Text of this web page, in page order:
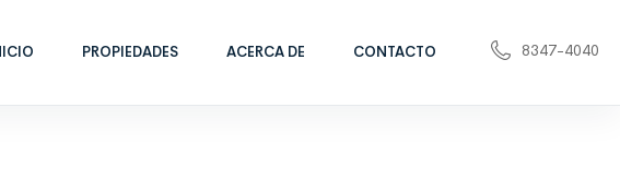
PROPIEDADES ACERCA DE CONTACTO 8347-4040